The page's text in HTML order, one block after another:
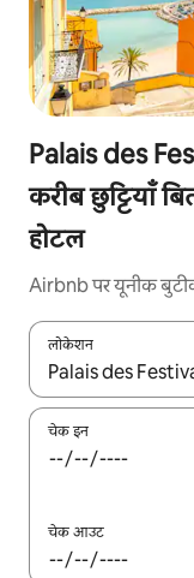
Palais des
करीब छुट्टियाँ
होटल
Airbnb पर यूनीक
लोकेशन
नतीजों के उपलब्ध होने
चेक इन
चेक आउट